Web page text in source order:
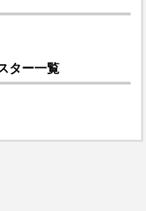
ター一覧